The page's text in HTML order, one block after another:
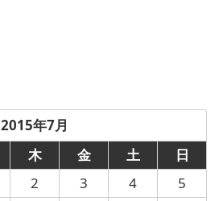
2015年7月
木 金 土
日
2 3 4
5